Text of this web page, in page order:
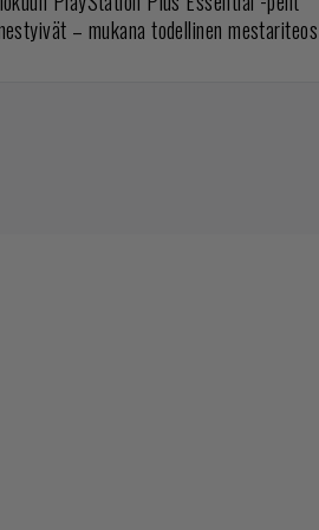
– mukana todellinen mestariteos